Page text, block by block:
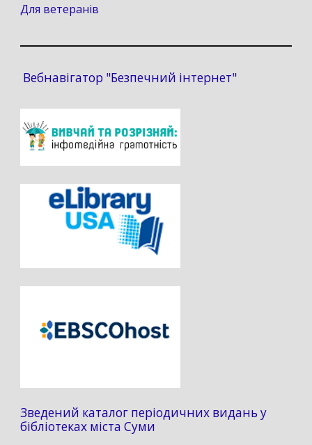
Для ветеранів
Вебнавігатор "Безпечний інтернет"
Зведений каталог періодичних видань у
бібліотеках міста Суми